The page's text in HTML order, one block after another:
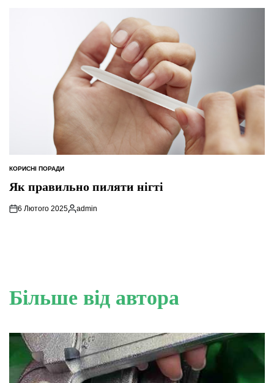
ОПУБЛІКУВАТИ
КОРИСНІ ПОРАДИ
Як правильно пиляти нігті
6 Лютого 2025
Опубліковано
admin
Більше від автора